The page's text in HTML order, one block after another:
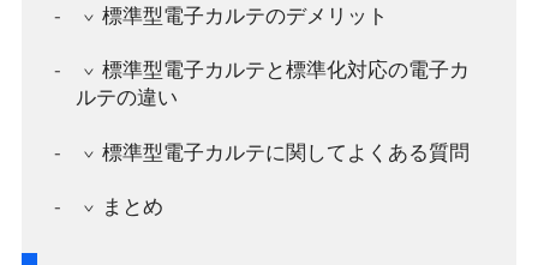
標準型電子カルテのデメリット
標準型電子カルテと標準化対応の電子カ
ルテの違い
標準型電子カルテに関してよくある質問
まとめ